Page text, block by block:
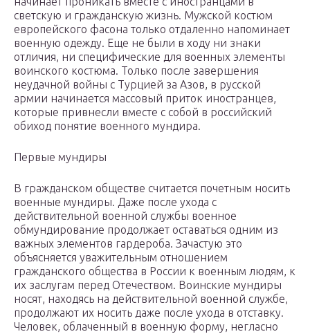
светскую и гражданскую жизнь. Мужской костюм
европейского фасона только отдаленно напоминает
военную одежду. Еще не были в ходу ни знаки
отличия, ни специфические для военных элементы
воинского костюма. Только после завершения
неудачной войны с Турцией за Азов, в русской
армии начинается массовый приток иностранцев,
которые привнесли вместе с собой в российский
обиход понятие военного мундира.
Первые мундиры
В гражданском обществе считается почетным носить
военные мундиры. Даже после ухода с
действительной военной службы военное
обмундирование продолжает оставаться одним из
важных элементов гардероба. Зачастую это
объясняется уважительным отношением
гражданского общества в России к военным людям, к
их заслугам перед Отечеством. Воинские мундиры
носят, находясь на действительной военной службе,
продолжают их носить даже после ухода в отставку.
Человек, облаченный в военную форму, негласно